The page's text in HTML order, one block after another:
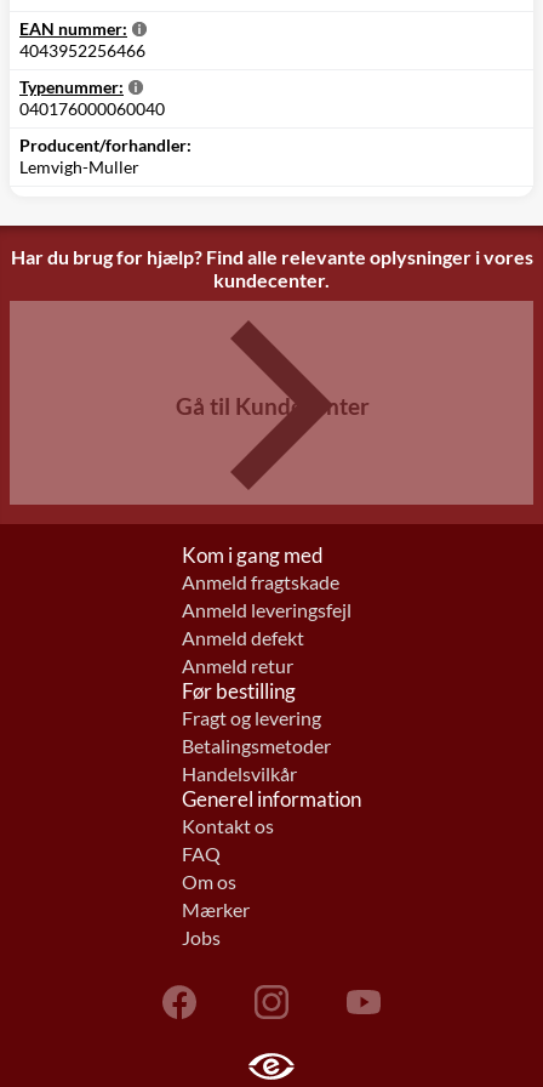
EAN nummer:
4043952256466
Typenummer:
040176000060040
Producent/forhandler:
Lemvigh-Muller
Har du brug for hjælp? Find alle relevante oplysninger i vores
kundecenter.
Gå til Kundecenter
Kom i gang med
Anmeld fragtskade
Anmeld leveringsfejl
Anmeld defekt
Anmeld retur
Før bestilling
Fragt og levering
Betalingsmetoder
Handelsvilkår
Generel information
Kontakt os
FAQ
Om os
Mærker
Jobs